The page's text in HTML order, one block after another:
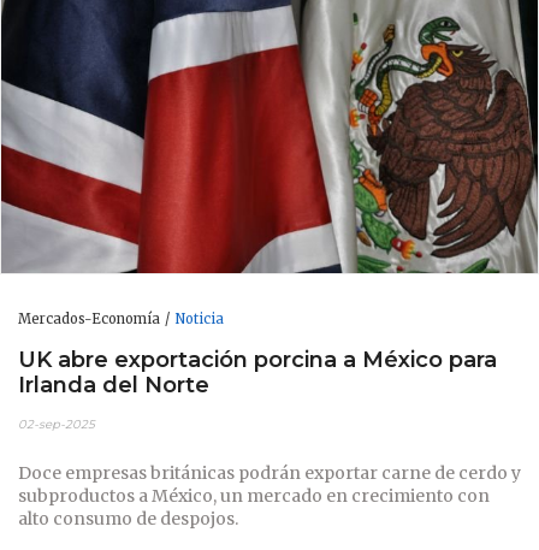
Mercados-Economía Noticia
UK abre exportación porcina a México para
Irlanda del Norte
02-sep-2025
Doce empresas británicas podrán exportar carne de cerdo y
subproductos a México, un mercado en crecimiento con
alto consumo de despojos.